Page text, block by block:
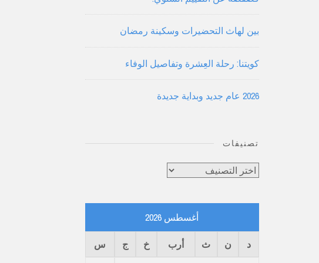
بين لهاث التحضيرات وسكينة رمضان
كويتنا: رحلة العِشرة وتفاصيل الوفاء
2026 عام جديد وبداية جديدة
تصنيفات
تصنيفات
أغسطس 2026
د ن ث أرب خ ج س